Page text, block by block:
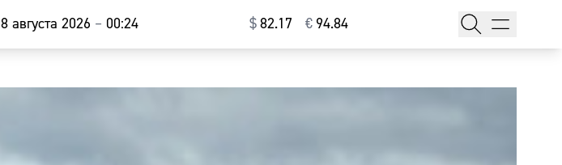
8 августа 2026 – 00:24 $⁠82.17 € ⁠94.84